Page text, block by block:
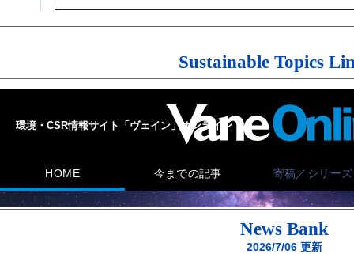
Sustainable Topics
News Bank
2026/7/06更新